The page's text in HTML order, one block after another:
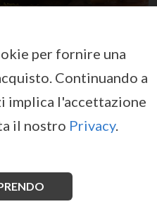
per fornire una
Continuando a
implica l'accettazione
il nostro Privacy.